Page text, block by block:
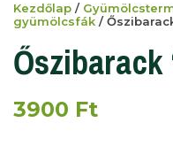
Kezdőlap /
gyümölcsfák /
Őszibarack
3900 Ft